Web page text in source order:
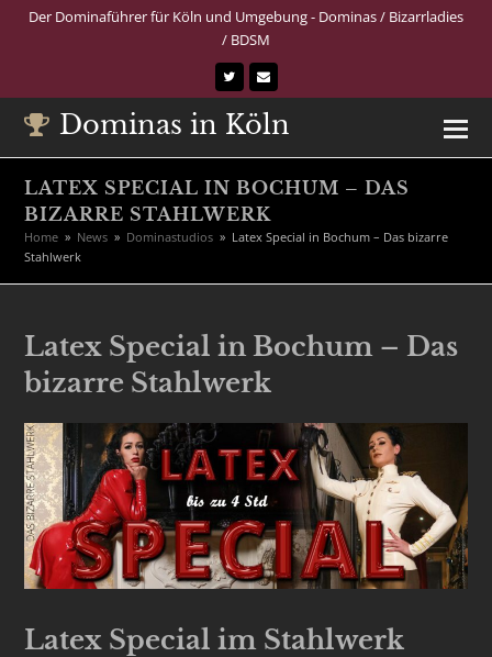
Der Dominaführer für Köln und Umgebung - Dominas / Bizarrladies
/ BDSM
TwitterE-
Dominas in Köln
LATEX SPECIAL IN BOCHUM – DAS
BIZARRE STAHLWERK
Home » News » Dominastudios » Latex Special in Bochum – Das bizarre
Stahlwerk
Latex Special in Bochum – Das
bizarre Stahlwerk
Latex Special im Stahlwerk